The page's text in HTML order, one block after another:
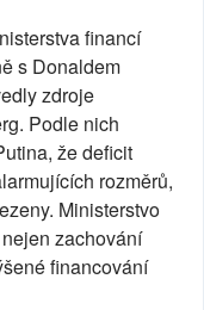
financí
s Donaldem
zdroje
Podle nich
že deficit
rozměrů,
Ministerstvo
zachování
financování